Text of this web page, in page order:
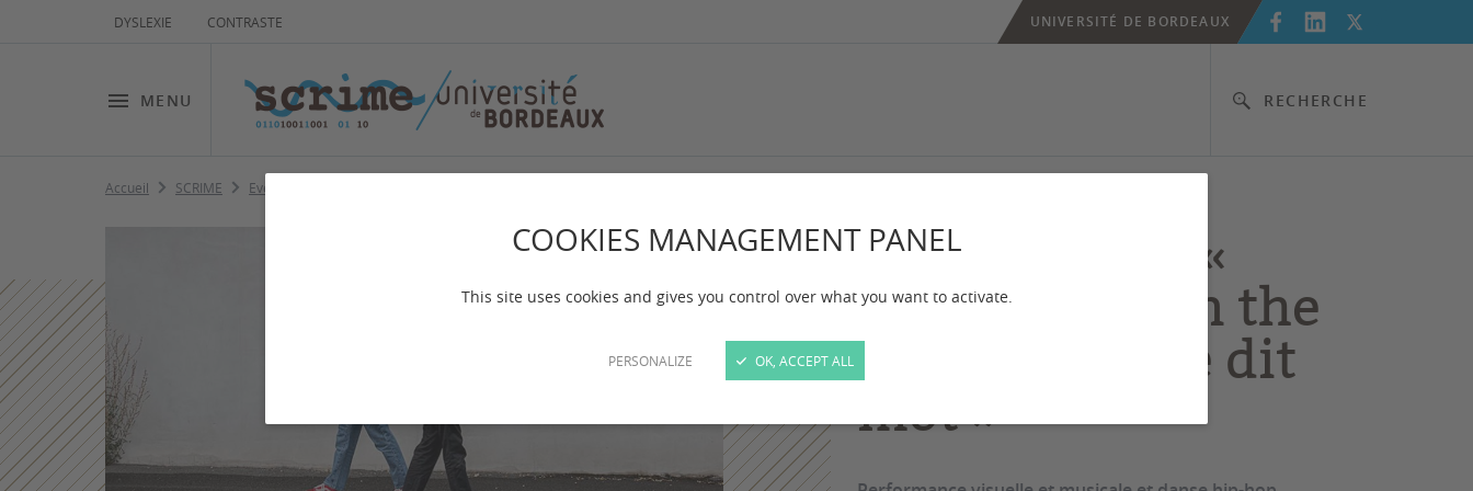
COOKIES MANAGEMENT PANEL
This site uses cookies and gives you control over what you want to activate.
PERSONALIZE OK, ACCEPT ALL
DYSLEXIE CONTRASTE
MENU RECHERCHE
UNIVERSITÉ DE BORDEAUX
Accueil SCRIME Evènements
Performance «
Walking down the
street… qui ne dit
mot »